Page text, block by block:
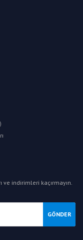
indirimleri kaçırmayın.
GÖNDER